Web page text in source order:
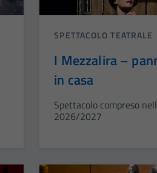
SPETTACOLO TEATRALE
I Mezzalira –
in casa
Spettacolo compreso
2026/2027